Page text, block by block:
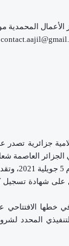
و
ك
الأعمال المحمدية
جزائرية
الجزائر العاصمة
انطلق
2021، وحصل على
في خطها
المحدد